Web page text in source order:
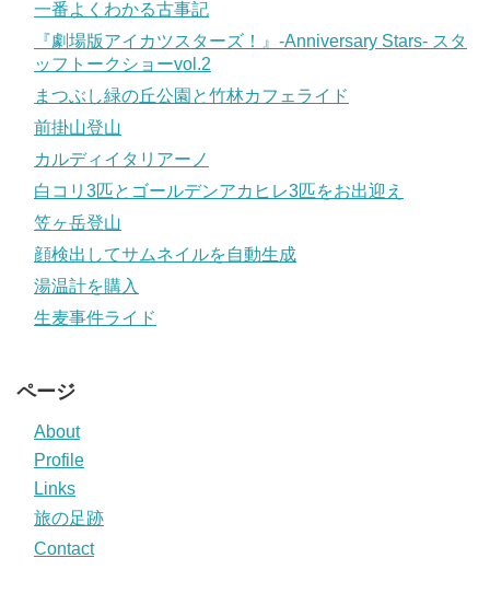
一番よくわかる古事記
『劇場版アイカツスターズ！』-Anniversary Stars- スタ
ッフトークショーvol.2
まつぶし緑の丘公園と竹林カフェライド
前掛山登山
カルディイタリアーノ
白コリ3匹とゴールデンアカヒレ3匹をお出迎え
笠ヶ岳登山
顔検出してサムネイルを自動生成
湯温計を購入
生麦事件ライド
ページ
About
Profile
Links
旅の足跡
Contact